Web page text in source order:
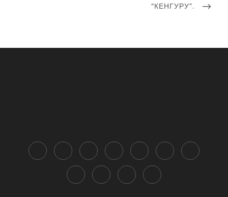
NEXT
“КЕНГУРУ”.